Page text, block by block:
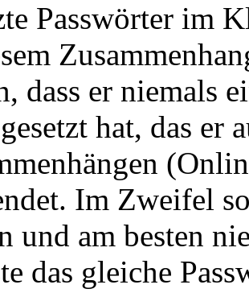
Passwörter im
dass er niemals
hat, das er
Im Zweifel
und am besten
das gleiche